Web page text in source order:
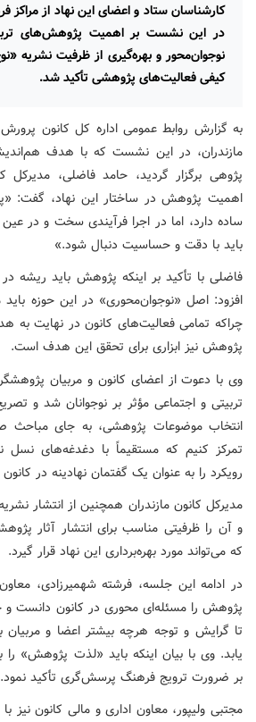
کارشناسان ستاد و اعضای این نهاد از مراکز
در این نشست بر اهمیت پژوهش‌های
نوجوان‌محور و بهره‌گیری از ظرفیت نشریه
کیفی فعالیت‌های پژوهشی تأکید شد.
به گزارش روابط عمومی اداره کل کانون
مازندران، در این نشست که با هدف
پژوهی برگزار گردید، حامد فاضلی، مدیرکل
اهمیت پژوهش در ساختار این نهاد، گفت:
ساده دارد، اما در اجرا فرآیندی سخت و در
باید با دقت و حساسیت دنبال شود.»
فاضلی با تأکید بر اینکه پژوهش باید ریشه
افزود: اصل «نوجوان‌محوری» در این حوزه باید
چراکه تمامی فعالیت‌های کانون در نهایت به
پژوهش نیز ابزاری برای تحقق این هدف است.
وی با دعوت از اعضای کانون و مربیان
تربیتی و اجتماعی مؤثر بر نوجوانان شد و
انتخاب موضوعات پژوهشی، به جای مباحث
تمرکز کنیم که مستقیماً با دغدغه‌های نسل
رویکرد را به عنوان یک گفتمان نهادینه در
مدیرکل کانون مازندران همچنین از انتشار
و آن را ظرفیتی مناسب برای انتشار آثار
که می‌تواند مورد بهره‌برداری این نهاد قرار گیرد.
در ادامه این جلسه، فرشته شهمیرزادی،
پژوهش را مسئله‌ای محوری در کانون دانست و
تا گرایش و توجه هرچه بیشتر اعضا و
یابد. وی با بیان اینکه باید «لذت پژوهش»
بر ضرورت ترویج فرهنگ پرسش‌گری تأکید نمود.
مجتبی ولیپور، معاون اداری و مالی کانون